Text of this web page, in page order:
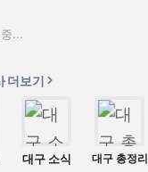
...
더보기
대구 소식 대구 총정리